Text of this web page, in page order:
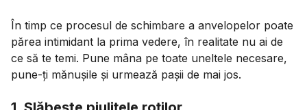
În timp ce procesul de schimbare a anvelopelor poate
părea intimidant la prima vedere, în realitate nu ai de
ce să te temi. Pune mâna pe toate uneltele necesare,
pune-ți mănușile și urmează pașii de mai jos.